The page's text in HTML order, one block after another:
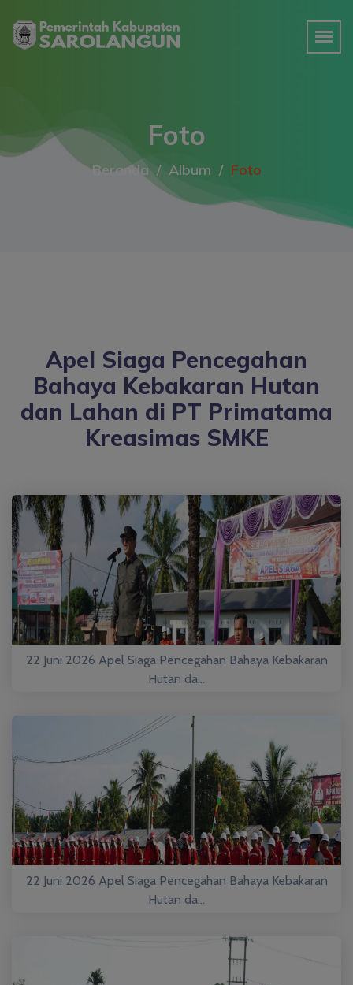
Foto
Beranda Album Foto
Apel Siaga Pencegahan
Bahaya Kebakaran Hutan
dan Lahan di PT Primatama
Kreasimas SMKE
22 Juni 2026 Apel Siaga Pencegahan Bahaya Kebakaran
Hutan da...
22 Juni 2026 Apel Siaga Pencegahan Bahaya Kebakaran
Hutan da...